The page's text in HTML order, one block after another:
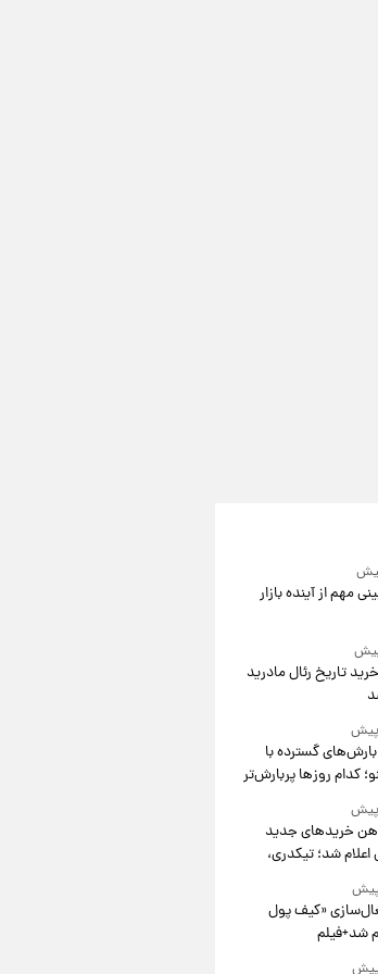
مهم از آینده بازار
تاریخ رئال مادرید
گسترده با
کدام روزها پربارش‌تر
خریدهای جدید
شد؛ تیکدری،
با اعداد ویژه
«کیف پول
شد+فیلم